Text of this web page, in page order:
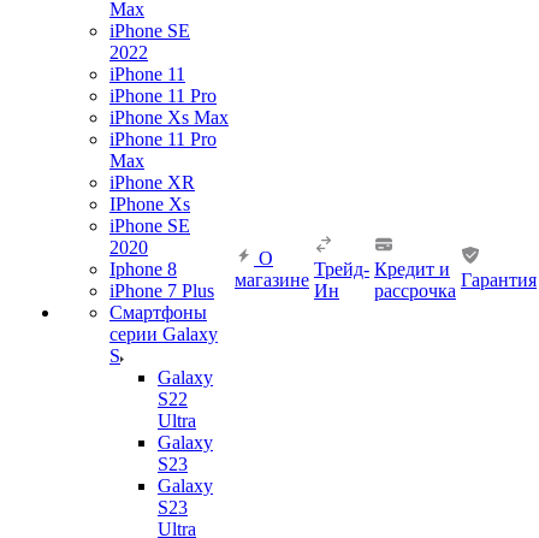
Max
iPhone SE
2022
iPhone 11
iPhone 11 Pro
iPhone Xs Max
iPhone 11 Pro
Max
iPhone XR
IPhone Xs
iPhone SE
2020
Iphone 8
iPhone 7 Plus
Смартфоны
серии Galaxy
S
Galaxy
S22
Ultra
Galaxy
S23
Galaxy
S23
Ultra
О
магазине
Трейд-
Ин
Кредит и
рассрочка
Гарантия